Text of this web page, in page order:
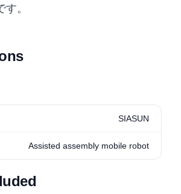
。
SIASUN
Assisted assembly mobile robot